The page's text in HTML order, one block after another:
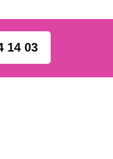
14 03